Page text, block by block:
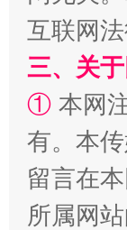
解纷+调
互联网
三、关
① 本网
有。本
留言在
所属网